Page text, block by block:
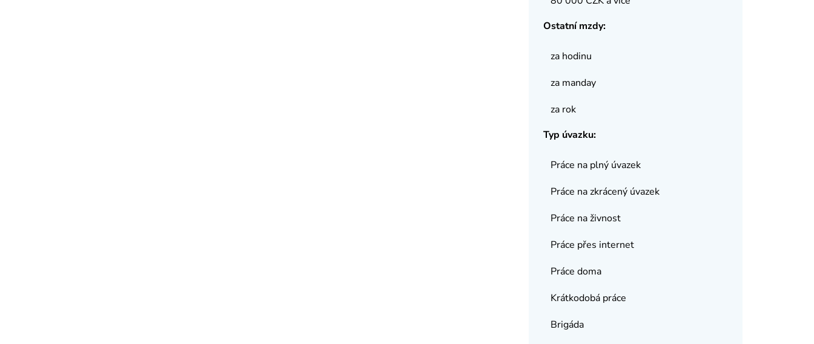
Ostatní mzdy:
za hodinu
za manday
za rok
Typ úvazku:
Práce na plný úvazek
Práce na zkrácený úvazek
Práce na živnost
Práce přes internet
Práce doma
Krátkodobá práce
Brigáda